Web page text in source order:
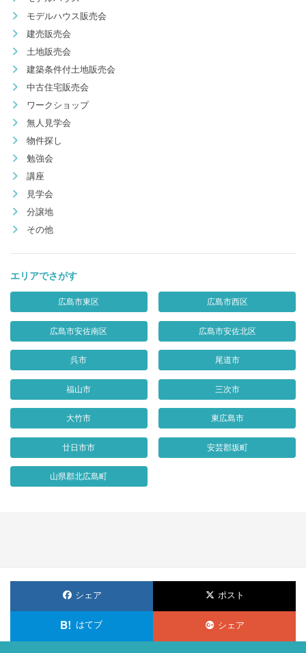
モデルハウス販売会
建売販売会
土地販売会
建築条件付土地販売会
中古住宅販売会
ワークショップ
無人見学会
物件探し
勉強会
講座
見学会
分譲地
その他
エリアでさがす
広島市東区 広島市西区
広島市安佐南区 広島市安佐北区
呉市 尾道市
福山市 三次市
大竹市 東広島市
廿日市市 安芸郡坂町
山県郡北広島町
シェア ポスト
はてブ シェア